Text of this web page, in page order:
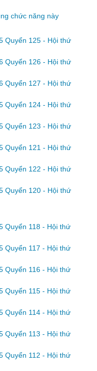
chức năng này
Quyển 125 - Hội thứ
Quyển 126 - Hội thứ
Quyển 127 - Hội thứ
Quyển 124 - Hội thứ
Quyển 123 - Hội thứ
Quyển 121 - Hội thứ
Quyển 122 - Hội thứ
Quyển 120 - Hội thứ
Quyển 118 - Hội thứ
Quyển 117 - Hội thứ
Quyển 116 - Hội thứ
Quyển 115 - Hội thứ
Quyển 114 - Hội thứ
Quyển 113 - Hội thứ
Quyển 112 - Hội thứ